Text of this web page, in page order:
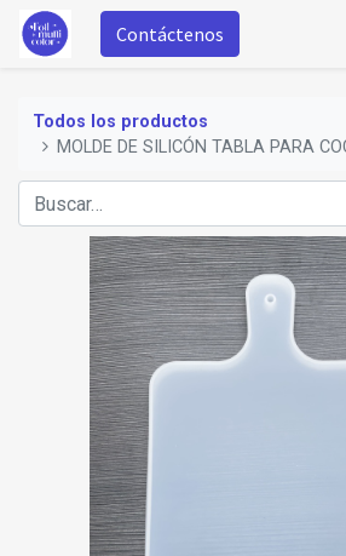
Contáctenos
Todos los productos
MOLDE DE SILICÓN TABLA PARA